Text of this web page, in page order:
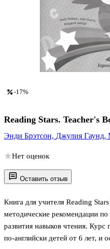
Оставить отзыв
Книга для учителя Reading
методические рекомендации
развития навыков чтения.
по-английски детей от 6 лет, и
-17%
Reading Stars. Teacher's
Энди Брэтсон, Джулия Гаунд,
Нет оценок